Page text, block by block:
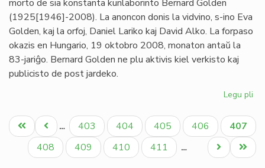
morto de sia konstanta kunlaborinto Bernard Golden
(1925[1946]-2008). La anoncon donis la vidvino, s-ino Eva
Golden, kaj la orfoj, Daniel Lariko kaj David Alko. La forpaso
okazis en Hungario, 19 oktobro 2008, monaton antaŭ la
83-jariĝo. Bernard Golden ne plu aktivis kiel verkisto kaj
publicisto de post jardeko.
Legu pli
Pagination
Unua
paĝo
Antaŭa
paĝo
… Paĝo
403 Paĝo
404 Paĝo
405 Paĝo
406
Aktuala
paĝo
407
Paĝo
408 Paĝo
409 Paĝo
410 Paĝo
411 …
Last
page
Next
page